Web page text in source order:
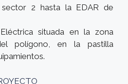
2 hasta la EDAR de
situada en la zona
polígono, en la pastilla